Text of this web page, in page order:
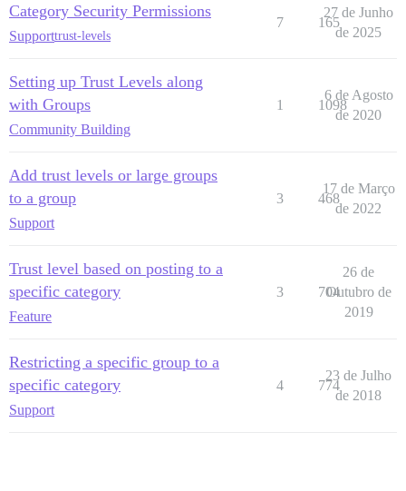
Category Security Permissions
Supporttrust-levels
7 165
27 de Junho
de 2025
Setting up Trust Levels along
with Groups
Community Building
1 1098
6 de Agosto
de 2020
Add trust levels or large groups
to a group
Support
3 468
17 de Março
de 2022
Trust level based on posting to a
specific category
Feature
3 704
26 de
Outubro de
2019
Restricting a specific group to a
specific category
Support
4 774
23 de Julho
de 2018